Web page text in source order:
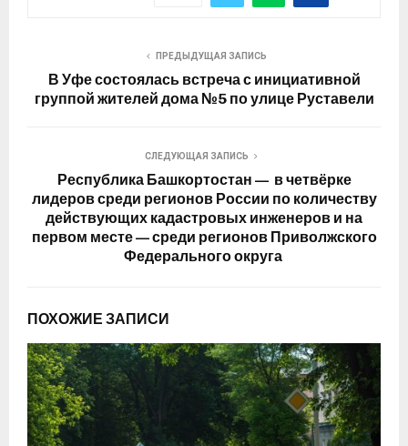
ПРЕДЫДУЩАЯ ЗАПИСЬ
В Уфе состоялась встреча с инициативной
группой жителей дома №5 по улице Руставели
СЛЕДУЮЩАЯ ЗАПИСЬ
Республика Башкортостан — в четвёрке
лидеров среди регионов России по количеству
действующих кадастровых инженеров и на
первом месте — среди регионов Приволжского
Федерального округа
ПОХОЖИЕ ЗАПИСИ